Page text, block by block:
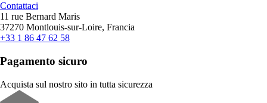
Contattaci
11 rue Bernard Maris
37270 Montlouis-sur-Loire, Francia
+33 1 86 47 62 58
Pagamento sicuro
Acquista sul nostro sito in tutta sicurezza